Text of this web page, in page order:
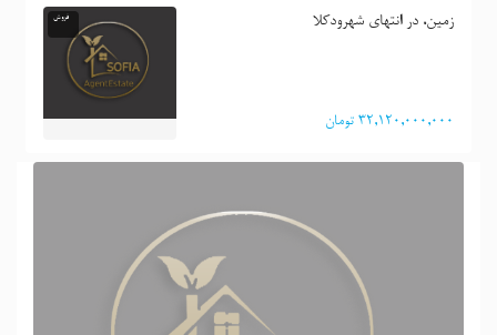
زمین، در انتهای شهرودکلا
٣٢,١٢٠,٠٠٠,٠٠٠ تومان
فروش